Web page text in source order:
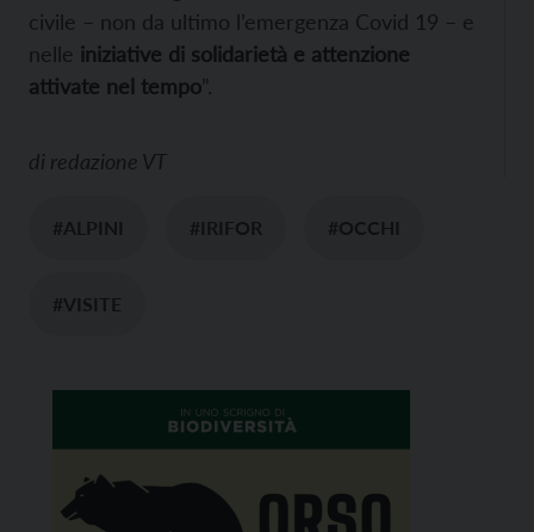
civile – non da ultimo l’emergenza Covid 19 – e
nelle iniziative di solidarietà e attenzione
attivate nel tempo”.
di redazione VT
#ALPINI #IRIFOR #OCCHI
#VISITE